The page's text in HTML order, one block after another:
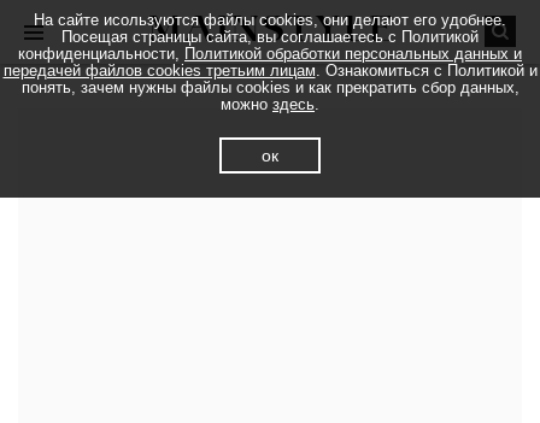
На сайте исользуются файлы cookies, они делают его удобнее.
Посещая страницы сайта, вы соглашаетесь с Политикой
конфиденциальности, Политикой обработки персональных данных и
передачей файлов cookies третьим лицам. Ознакомиться с Политикой и
понять, зачем нужны файлы cookies и как прекратить сбор данных,
можно здесь.
ок